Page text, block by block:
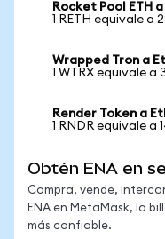
Rocket Pool ETH
1 RETH equivale a
Wrapped Tron a
1 WTRX equivale a
Render Token a
1 RNDR equivale a
Obtén ENA en
Compra, vende,
ENA en MetaMask, la
más confiable.